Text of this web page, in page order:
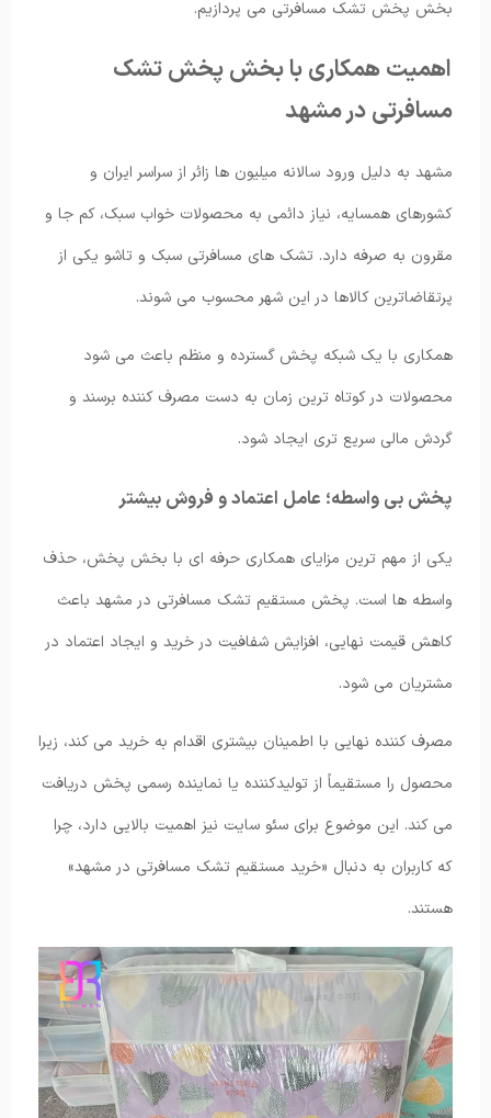
بخش پخش تشک مسافرتی می پردازیم.
اهمیت همکاری با بخش پخش تشک
مسافرتی در مشهد
مشهد به دلیل ورود سالانه میلیون ها زائر از سراسر ایران و
کشورهای همسایه، نیاز دائمی به محصولات خواب سبک، کم جا و
مقرون به صرفه دارد. تشک های مسافرتی سبک و تاشو یکی از
پرتقاضاترین کالاها در این شهر محسوب می شوند.
همکاری با یک شبکه پخش گسترده و منظم باعث می شود
محصولات در کوتاه ترین زمان به دست مصرف کننده برسند و
گردش مالی سریع تری ایجاد شود.
پخش بی واسطه؛ عامل اعتماد و فروش بیشتر
یکی از مهم ترین مزایای همکاری حرفه ای با بخش پخش، حذف
واسطه ها است. پخش مستقیم تشک مسافرتی در مشهد باعث
کاهش قیمت نهایی، افزایش شفافیت در خرید و ایجاد اعتماد در
مشتریان می شود.
مصرف کننده نهایی با اطمینان بیشتری اقدام به خرید می کند، زیرا
محصول را مستقیماً از تولیدکننده یا نماینده رسمی پخش دریافت
می کند. این موضوع برای سئو سایت نیز اهمیت بالایی دارد، چرا
که کاربران به دنبال «خرید مستقیم تشک مسافرتی در مشهد»
هستند.